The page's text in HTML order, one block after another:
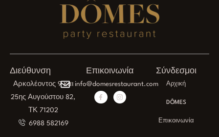
Διεύθυνση
Αρκολέοντος 9 και
25ης Αυγούστου 82,
ΤΚ 71202
6988 582169
Επικοινωνία
info@domesrestaurant.com
Σύνδεσμοι
Αρχική
DÔMES
Επικοινωνία